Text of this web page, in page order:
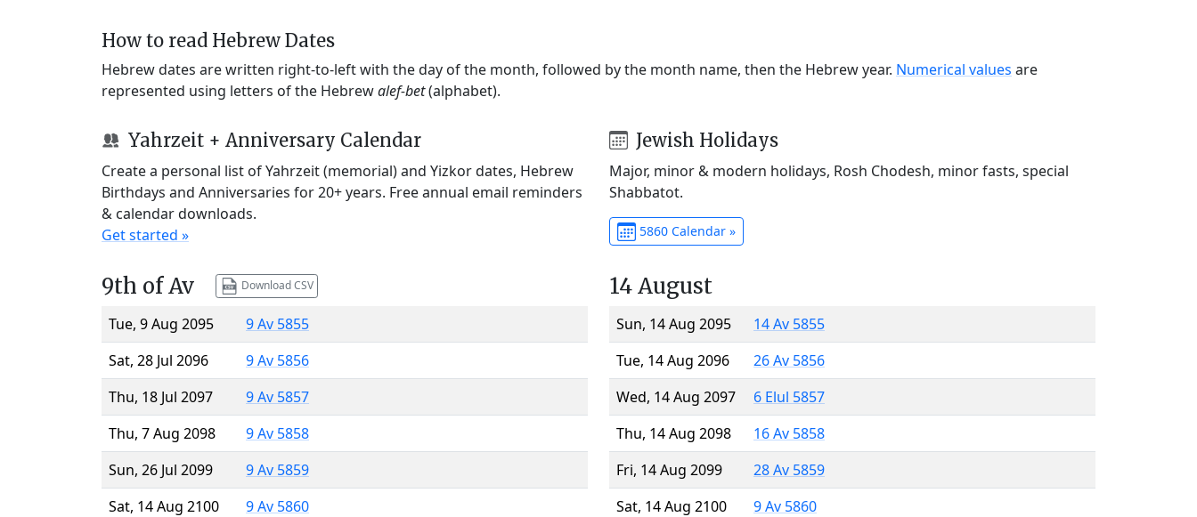
How to read Hebrew Dates
Hebrew dates are written right-to-left with the day of the month, followed by the month name, then the Hebrew year. Numerical values are
represented using letters of the Hebrewalef-bet(alphabet).
Yahrzeit + Anniversary Calendar
Create a personal list of Yahrzeit (memorial) and Yizkor dates, Hebrew
Birthdays and Anniversaries for 20+ years. Free annual email reminders
& calendar downloads.
Get started »
Jewish Holidays
Major, minor & modern holidays, Rosh Chodesh, minor fasts, special
Shabbatot.
5860 Calendar »
9th of Av Download CSV
Tue, 9 Aug 2095
9 Av 5855
Sat, 28 Jul 2096
9 Av 5856
Thu, 18 Jul 2097
9 Av 5857
Thu, 7 Aug 2098
9 Av 5858
Sun, 26 Jul 2099
9 Av 5859
Sat, 14 Aug 2100
9 Av 5860
14 August
Sun, 14 Aug 2095
14 Av 5855
Tue, 14 Aug 2096
26 Av 5856
Wed, 14 Aug 2097
6 Elul 5857
Thu, 14 Aug 2098
16 Av 5858
Fri, 14 Aug 2099
28 Av 5859
Sat, 14 Aug 2100
9 Av 5860